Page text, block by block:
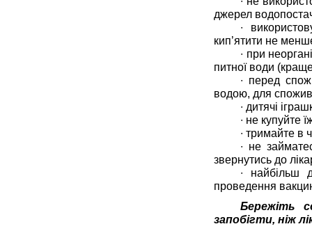
джерел
∙
кип’ятити не
∙ при
питної води
∙ перед
водою, для
∙ дитячі
∙ не купуйте
∙ тримайте в
∙ не
звернутись до
∙ найбільш
проведення
Бережіть
запобігти, ніж